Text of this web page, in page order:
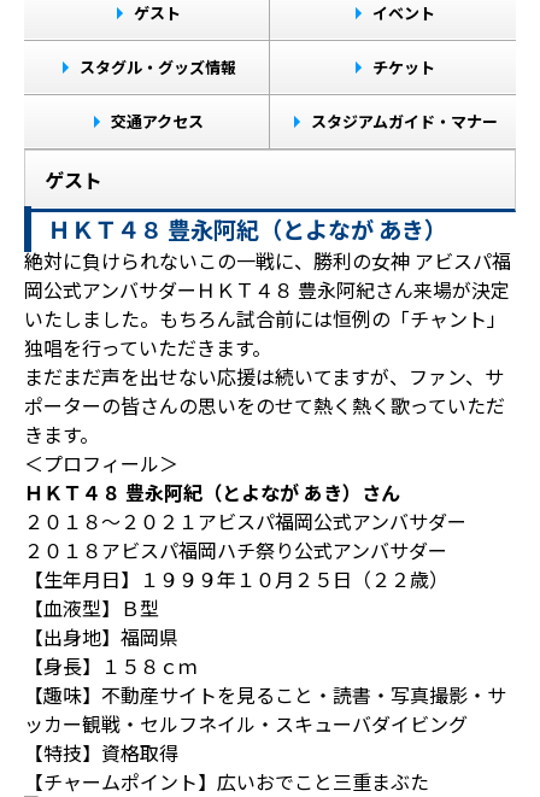
ゲスト イベント
スタグル・グッズ情報 チケット
交通アクセス スタジアムガイド・マナー
ゲスト
ＨＫＴ４８ 豊永阿紀（とよなが あき）
絶対に負けられないこの一戦に、勝利の女神 アビスパ福
岡公式アンバサダーＨＫＴ４８ 豊永阿紀さん来場が決定
いたしました。もちろん試合前には恒例の「チャント」
独唱を行っていただきます。
まだまだ声を出せない応援は続いてますが、ファン、サ
ポーターの皆さんの思いをのせて熱く熱く歌っていただ
きます。
＜プロフィール＞
ＨＫＴ４８ 豊永阿紀（とよなが あき）さん
２０１８～２０２１アビスパ福岡公式アンバサダー
２０１８アビスパ福岡ハチ祭り公式アンバサダー
【生年月日】１９９９年１０月２５日（２２歳）
【血液型】Ｂ型
【出身地】福岡県
【身長】１５８ｃｍ
【趣味】不動産サイトを見ること・読書・写真撮影・サ
ッカー観戦・セルフネイル・スキューバダイビング
【特技】資格取得
【チャームポイント】広いおでこと三重まぶた